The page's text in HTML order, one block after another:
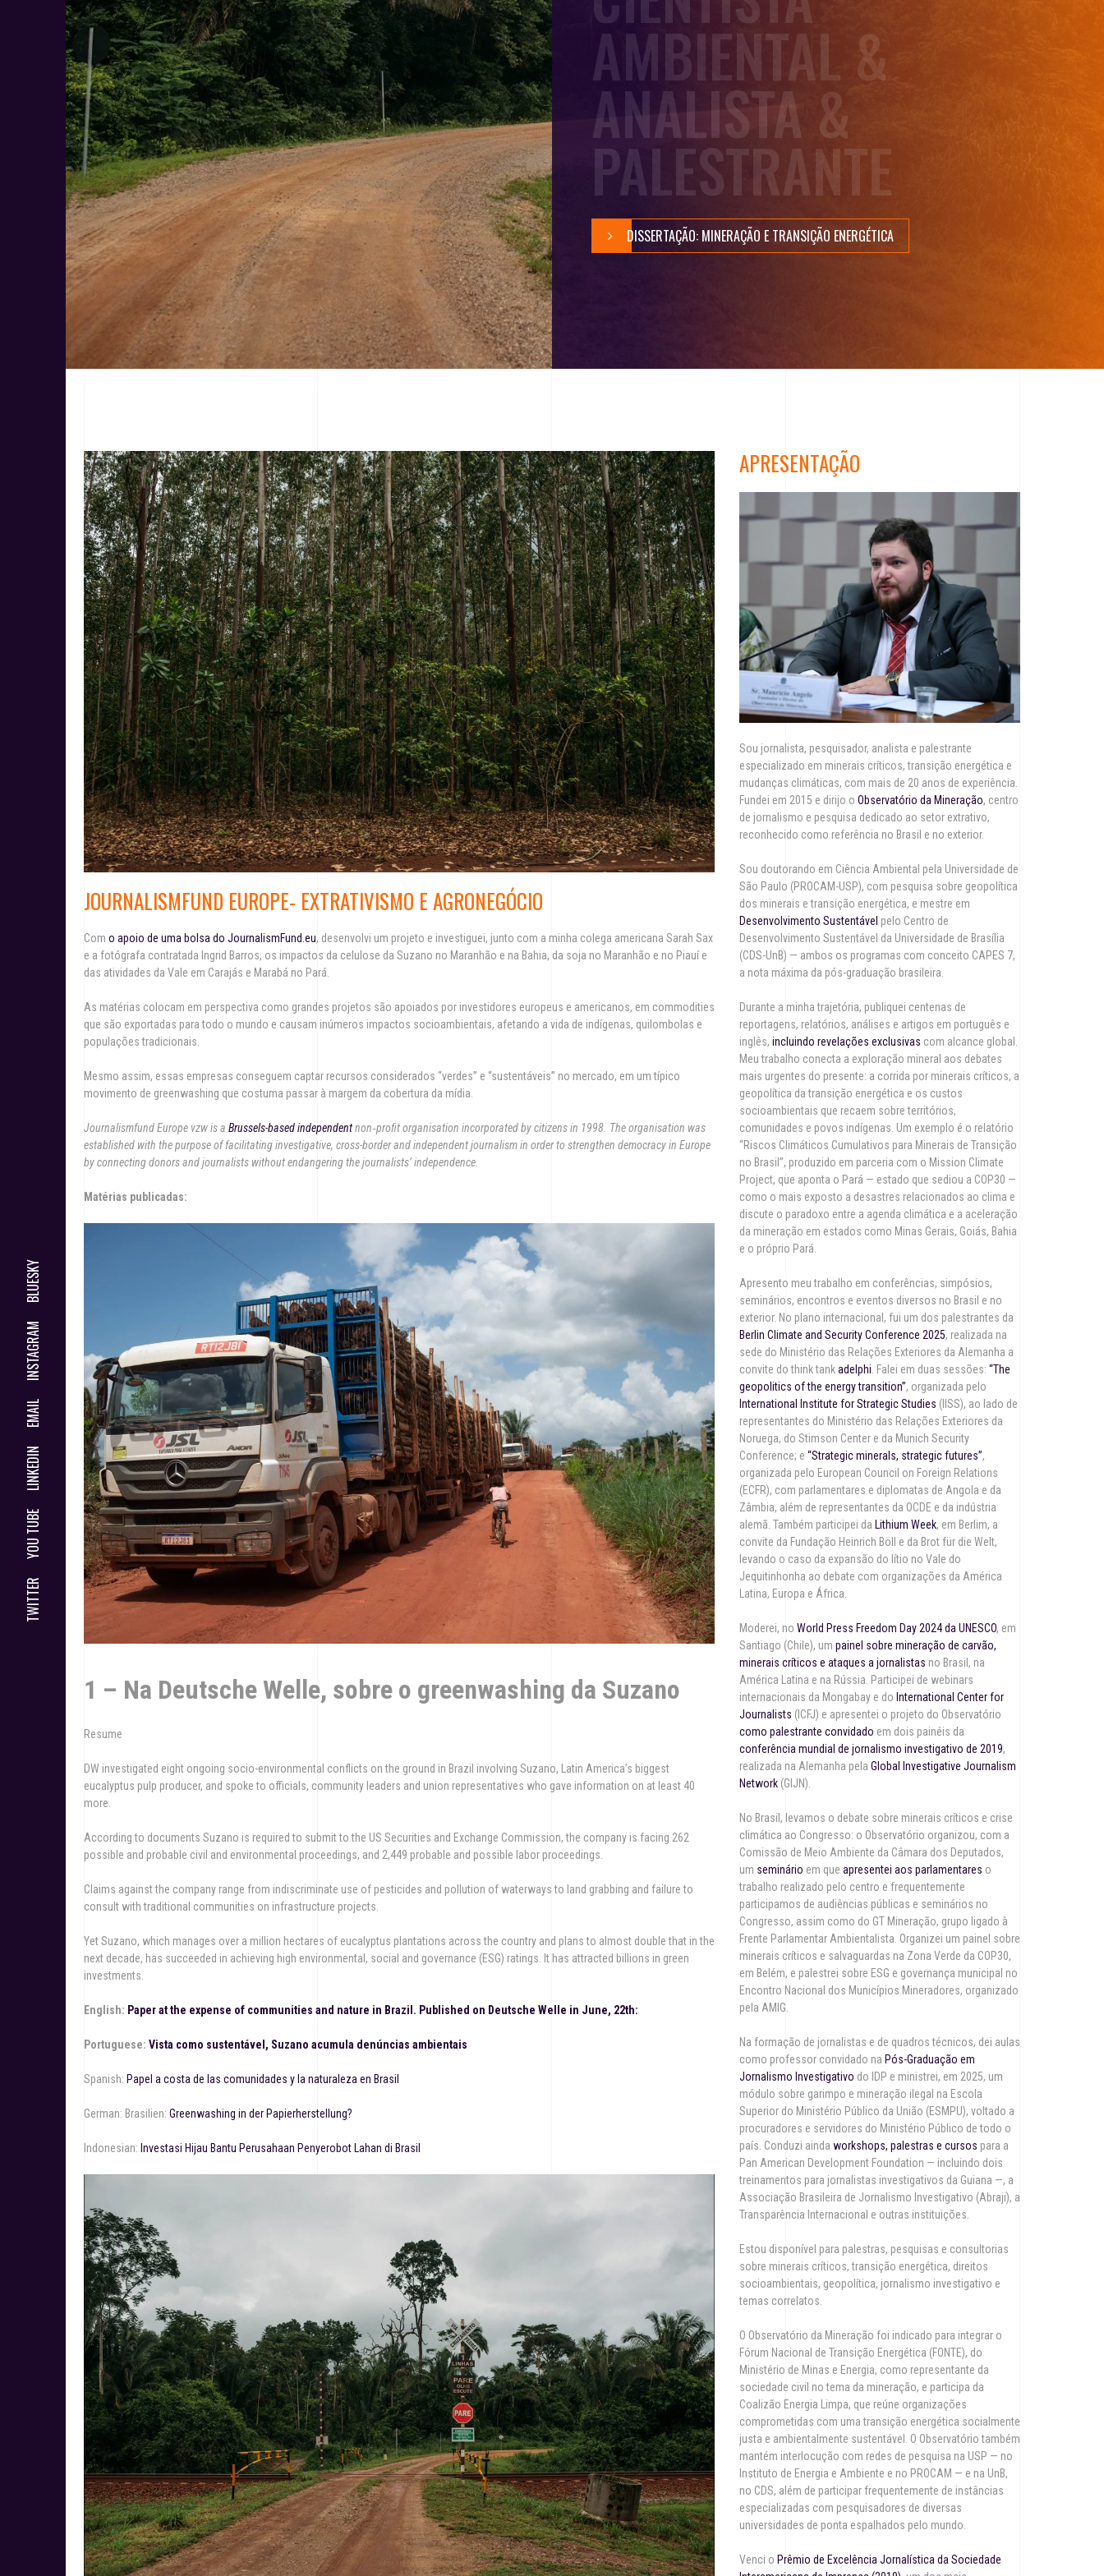
TWITTER
YOU TUBE
LINKEDIN
EMAIL
INSTAGRAM
BLUESKY
AMBIENTAL &
ANALISTA &
PALESTRANTE
DISSERTAÇÃO: MINERAÇÃO E TRANSIÇÃO ENERGÉTICA
JOURNALISMFUND EUROPE- EXTRATIVISMO E AGRONEGÓCIO
Com o apoio de uma bolsa do JournalismFund.eu, desenvolvi um projeto e investiguei, junto com a minha colega americana Sarah Sax
e a fotógrafa contratada Ingrid Barros, os impactos da celulose da Suzano no Maranhão e na Bahia, da soja no Maranhão e no Piauí e
das atividades da Vale em Carajás e Marabá no Pará.
As matérias colocam em perspectiva como grandes projetos são apoiados por investidores europeus e americanos, em commodities
que são exportadas para todo o mundo e causam inúmeros impactos socioambientais, afetando a vida de indígenas, quilombolas e
populações tradicionais.
Mesmo assim, essas empresas conseguem captar recursos considerados “verdes” e “sustentáveis” no mercado, em um típico
movimento de greenwashing que costuma passar à margem da cobertura da mídia.
Journalismfund Europe vzw is a Brussels-based independentnon‐profit organisation incorporated by citizens in 1998. The organisation was
established with the purpose of facilitating investigative, cross-border and independent journalism in order to strengthen democracy in Europe
by connecting donors and journalists without endangering the journalists’ independence.
Matérias publicadas:
1 – Na Deutsche Welle, sobre o greenwashing da Suzano
Resume
DW investigated eight ongoing socio-environmental conflicts on the ground in Brazil involving Suzano, Latin America’s biggest
eucalyptus pulp producer, and spoke to officials, community leaders and union representatives who gave information on at least 40
more.
According to documents Suzano is required to submit to the US Securities and Exchange Commission, the company is facing 262
possible and probable civil and environmental proceedings, and 2,449 probable and possible labor proceedings.
Claims against the company range from indiscriminate use of pesticides and pollution of waterways to land grabbing and failure to
consult with traditional communities on infrastructure projects.
Yet Suzano, which manages over a million hectares of eucalyptus plantations across the country and plans to almost double that in the
next decade, has succeeded in achieving high environmental, social and governance (ESG) ratings. It has attracted billions in green
investments.
English: Paper at the expense of communities and nature in Brazil. Published on Deutsche Welle in June, 22th:
Portuguese: Vista como sustentável, Suzano acumula denúncias ambientais
Spanish: Papel a costa de las comunidades y la naturaleza en Brasil
German: Brasilien: Greenwashing in der Papierherstellung?
Indonesian: Investasi Hijau Bantu Perusahaan Penyerobot Lahan di Brasil
APRESENTAÇÃO
Sou jornalista, pesquisador, analista e palestrante
especializado em minerais críticos, transição energética e
mudanças climáticas, com mais de 20 anos de experiência.
Fundei em 2015 e dirijo o Observatório da Mineração, centro
de jornalismo e pesquisa dedicado ao setor extrativo,
reconhecido como referência no Brasil e no exterior.
Sou doutorando em Ciência Ambiental pela Universidade de
São Paulo (PROCAM-USP), com pesquisa sobre geopolítica
dos minerais e transição energética, e mestre em
Desenvolvimento Sustentável pelo Centro de
Desenvolvimento Sustentável da Universidade de Brasília
(CDS-UnB) — ambos os programas com conceito CAPES 7,
a nota máxima da pós-graduação brasileira.
Durante a minha trajetória, publiquei centenas de
reportagens, relatórios, análises e artigos em português e
inglês, incluindo revelações exclusivas com alcance global.
Meu trabalho conecta a exploração mineral aos debates
mais urgentes do presente: a corrida por minerais críticos, a
geopolítica da transição energética e os custos
socioambientais que recaem sobre territórios,
comunidades e povos indígenas. Um exemplo é o relatório
“Riscos Climáticos Cumulativos para Minerais de Transição
no Brasil”, produzido em parceria com o Mission Climate
Project, que aponta o Pará — estado que sediou a COP30 —
como o mais exposto a desastres relacionados ao clima e
discute o paradoxo entre a agenda climática e a aceleração
da mineração em estados como Minas Gerais, Goiás, Bahia
e o próprio Pará.
Apresento meu trabalho em conferências, simpósios,
seminários, encontros e eventos diversos no Brasil e no
exterior. No plano internacional, fui um dos palestrantes da
Berlin Climate and Security Conference 2025, realizada na
sede do Ministério das Relações Exteriores da Alemanha a
convite do think tankadelphi. Falei em duas sessões: “The
geopolitics of the energy transition”, organizada pelo
International Institute for Strategic Studies (IISS), ao lado de
representantes do Ministério das Relações Exteriores da
Noruega, do Stimson Center e da Munich Security
Conference; e “Strategic minerals, strategic futures”,
organizada pelo European Council on Foreign Relations
(ECFR), com parlamentares e diplomatas de Angola e da
Zâmbia, além de representantes da OCDE e da indústria
alemã. Também participei da Lithium Week, em Berlim, a
convite da Fundação Heinrich Böll e da Brot für die Welt,
levando o caso da expansão do lítio no Vale do
Jequitinhonha ao debate com organizações da América
Latina, Europa e África.
Moderei, no World Press Freedom Day 2024 da UNESCO, em
Santiago (Chile), um painel sobre mineração de carvão,
minerais críticos e ataques a jornalistas no Brasil, na
América Latina e na Rússia. Participei de webinars
internacionais da Mongabay e do International Center for
Journalists (ICFJ) e apresentei o projeto do Observatório
como palestrante convidado em dois painéis da
conferência mundial de jornalismo investigativo de 2019,
realizada na Alemanha pela Global Investigative Journalism
Network (GIJN).
No Brasil, levamos o debate sobre minerais críticos e crise
climática ao Congresso: o Observatório organizou, com a
Comissão de Meio Ambiente da Câmara dos Deputados,
um seminário em que apresentei aos parlamentares o
trabalho realizado pelo centro e frequentemente
participamos de audiências públicas e seminários no
Congresso, assim como do GT Mineração, grupo ligado à
Frente Parlamentar Ambientalista. Organizei um painel sobre
minerais críticos e salvaguardas na Zona Verde da COP30,
em Belém, e palestrei sobre ESG e governança municipal no
Encontro Nacional dos Municípios Mineradores, organizado
pela AMIG.
Na formação de jornalistas e de quadros técnicos, dei aulas
como professor convidado na Pós-Graduação em
Jornalismo Investigativo do IDP e ministrei, em 2025, um
módulo sobre garimpo e mineração ilegal na Escola
Superior do Ministério Público da União (ESMPU), voltado a
procuradores e servidores do Ministério Público de todo o
país. Conduzi ainda workshops, palestras e cursos para a
Pan American Development Foundation — incluindo dois
treinamentos para jornalistas investigativos da Guiana —, a
Associação Brasileira de Jornalismo Investigativo (Abraji), a
Transparência Internacional e outras instituições.
Estou disponível para palestras, pesquisas e consultorias
sobre minerais críticos, transição energética, direitos
socioambientais, geopolítica, jornalismo investigativo e
temas correlatos.
O Observatório da Mineração foi indicado para integrar o
Fórum Nacional de Transição Energética (FONTE), do
Ministério de Minas e Energia, como representante da
sociedade civil no tema da mineração, e participa da
Coalizão Energia Limpa, que reúne organizações
comprometidas com uma transição energética socialmente
justa e ambientalmente sustentável. O Observatório também
mantém interlocução com redes de pesquisa na USP — no
Instituto de Energia e Ambiente e no PROCAM — e na UnB,
no CDS, além de participar frequentemente de instâncias
especializadas com pesquisadores de diversas
universidades de ponta espalhados pelo mundo.
Venci o Prêmio de Excelência Jornalística da Sociedade